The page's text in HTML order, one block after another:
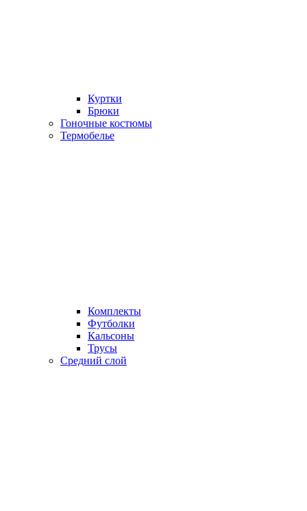
Куртки
Брюки
Гоночные костюмы
Термобелье
Комплекты
Футболки
Кальсоны
Трусы
Средний слой